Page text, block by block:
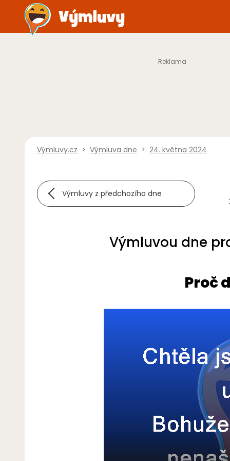
Výmluvy.cz > Výmluva dne > 24. května 2024
Výmluvy z předchozího dne
Výmluvou dne
Proč